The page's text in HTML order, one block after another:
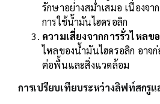
รักษาอย่างสม่ำเสมอ เนื่อง
การใช้น้ำมันไฮดรอลิก
ความเสี่ยงจากการรั่วไหลข
ไหลของน้ำมันไฮดรอลิก อาจ
ต่อพื้นและสิ่งแวดล้อม
การเปรียบเทียบระหว่างลิฟท์สกรู